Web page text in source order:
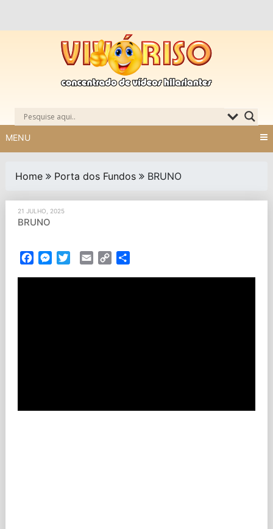
MENU
Home Porta dos Fundos BRUNO
21 JULHO, 2025
BRUNO
FacebookMessenger
TwitterEmail Copy